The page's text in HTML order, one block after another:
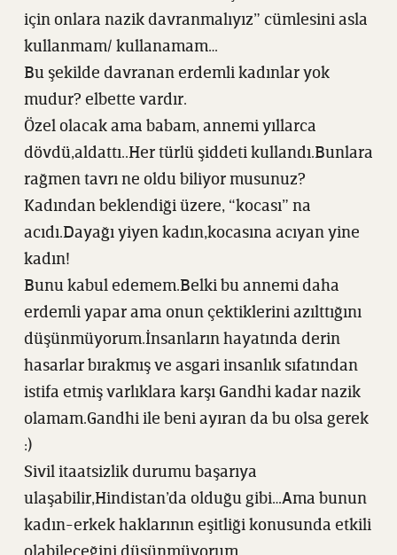
için onlara nazik davranmalıyız” cümlesini asla
kullanmam/ kullanamam…
Bu şekilde davranan erdemli kadınlar yok
mudur? elbette vardır.
Özel olacak ama babam, annemi yıllarca
dövdü,aldattı..Her türlü şiddeti kullandı.Bunlara
rağmen tavrı ne oldu biliyor musunuz?
Kadından beklendiği üzere, “kocası” na
acıdı.Dayağı yiyen kadın,kocasına acıyan yine
kadın!
Bunu kabul edemem.Belki bu annemi daha
erdemli yapar ama onun çektiklerini azılttığını
düşünmüyorum.İnsanların hayatında derin
hasarlar bırakmış ve asgari insanlık sıfatından
istifa etmiş varlıklara karşı Gandhi kadar nazik
olamam.Gandhi ile beni ayıran da bu olsa gerek
:)
Sivil itaatsizlik durumu başarıya
ulaşabilir,Hindistan’da olduğu gibi…Ama bunun
kadın-erkek haklarının eşitliği konusunda etkili